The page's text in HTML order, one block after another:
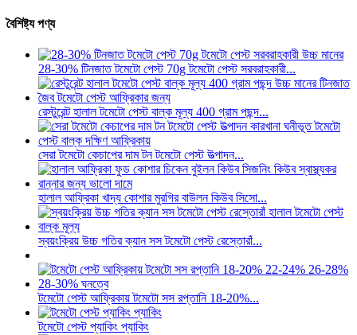
বৈশিষ্ট্য পণ্য
28-30% টিনজাত টমেটো পেস্ট 70g টমেটো পেস্ট সরবরাহকারী...
রেস্টুরেন্ট হালাল টমেটো পেস্ট বাল্ক মূল্য 400 গ্রাম পছন্দ...
সেরা টমেটো কেচাপের দাম টন টমেটো পেস্ট উত্পাদন...
হালাল আফ্রিকা খাদ্য কোশার মুরগির বাউলন কিউব সিসো...
স্বয়ংক্রিয় উচ্চ গতির ক্যান সস টমেটো পেস্ট রেস্তোরাঁ...
টমেটো পেস্ট আফ্রিকায় টমেটো সস রপ্তানি 18-20%...
টমেটো পেস্ট প্যাকিং প্যাকিং